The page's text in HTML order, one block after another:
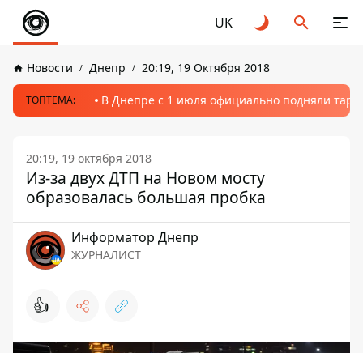
UK
Новости Днепр 20:19, 19 Октября 2018
ТОПТЕМА: В Днепре с 1 июля официально подняли
20:19, 19 октября 2018
Из-за двух ДТП на Новом мосту
образовалась большая пробка
Информатор Днепр
ЖУРНАЛИСТ
👍